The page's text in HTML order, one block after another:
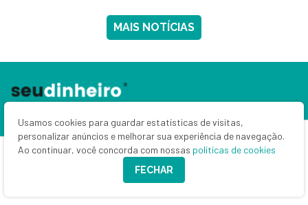
MAIS NOTÍCIAS
Usamos cookies para guardar estatísticas de visitas,
personalizar anúncios e melhorar sua experiência de navegação.
Ao continuar, você concorda com nossas políticas de cookies
FECHAR